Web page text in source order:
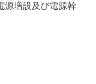
増設及び電源幹